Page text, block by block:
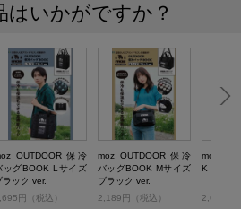
はいかがですか？
OUTDOOR 保冷
ッグBOOK Lサイズ
ラック ver.
円（税込）
moz OUTDOOR 保冷
バッグBOOK Mサイズ
ブラック ver.
2,189円（税込）
moz ミ
K カフェ
2,629円